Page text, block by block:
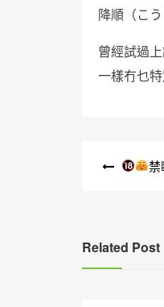
降順（こう
曾經試過
一樣冇乜
禁
Related Post